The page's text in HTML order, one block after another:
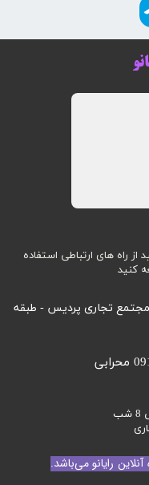
رایانو می‌باشد.
راه های ارتباطی استفاده
کنید
مجتمع تجاری پردیس - طبقه